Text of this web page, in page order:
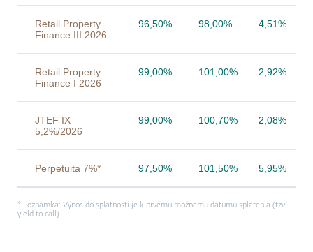
Retail Property
Finance III 2026
96,50% 98,00% 4,51%
Retail Property
Finance I 2026
99,00% 101,00% 2,92%
JTEF IX
5,2%/2026
99,00% 100,70% 2,08%
Perpetuita 7%* 97,50% 101,50% 5,95%
* Poznámka: Výnos do splatnosti je k prvému možnému dátumu splatenia (tzv.
yield to call)